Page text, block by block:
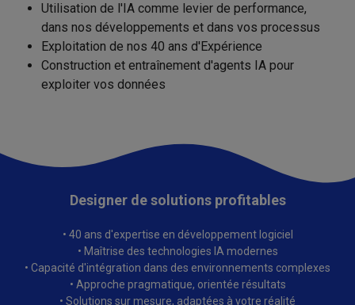
Utilisation de l'IA comme levier de performance,
dans nos développements et dans vos processus
Exploitation de nos 40 ans d'Expérience
Construction et entraînement d'agents IA pour
exploiter vos données
Designer de solutions profitables
• 40 ans d'expertise en développement logiciel
• Maîtrise des technologies IA modernes
• Capacité d'intégration dans des environnements complexes
• Approche pragmatique, orientée résultats
• Solutions sur mesure, adaptées à votre réalité